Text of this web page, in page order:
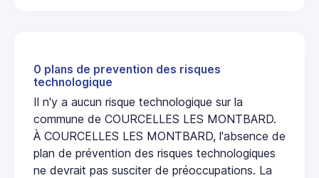
0 plans de prevention des risques
technologique
Il n'y a aucun risque technologique sur la
commune de COURCELLES LES MONTBARD.
À COURCELLES LES MONTBARD, l'absence de
plan de prévention des risques technologiques
ne devrait pas susciter de préoccupations. La